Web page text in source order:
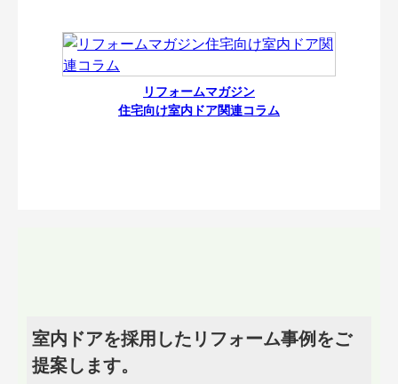
リフォームマガジン
住宅向け室内ドア関連コラム
室内ドアを採用したリフォーム事例をご
提案します。